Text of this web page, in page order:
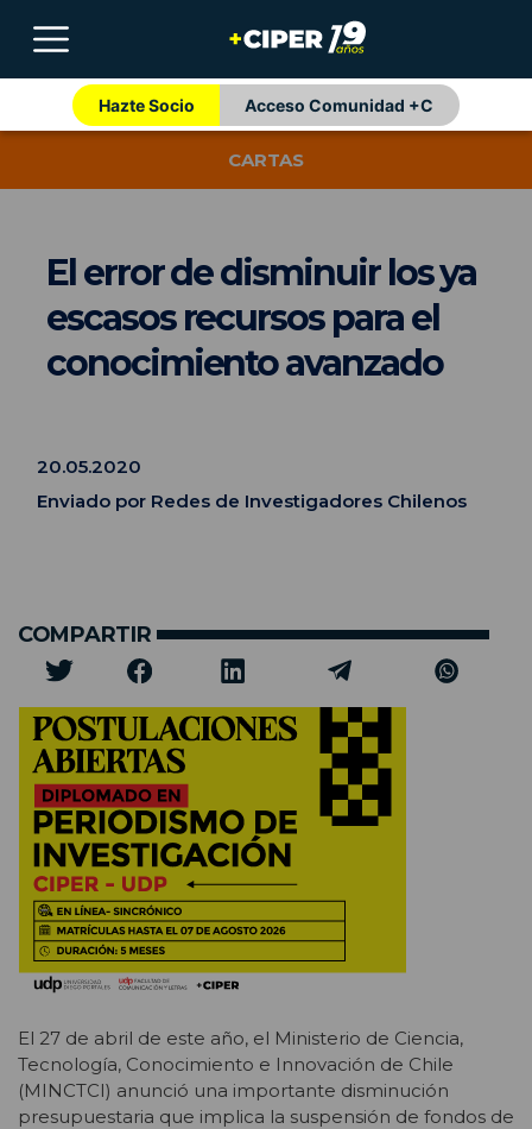
Hazte Socio Acceso Comunidad +C
CARTAS
El error de disminuir los ya
escasos recursos para el
conocimiento avanzado
20.05.2020
Enviado por Redes de Investigadores Chilenos
COMPARTIR
El 27 de abril de este año, el Ministerio de Ciencia,
Tecnología, Conocimiento e Innovación de Chile
(MINCTCI) anunció una importante disminución
presupuestaria que implica la suspensión de fondos de